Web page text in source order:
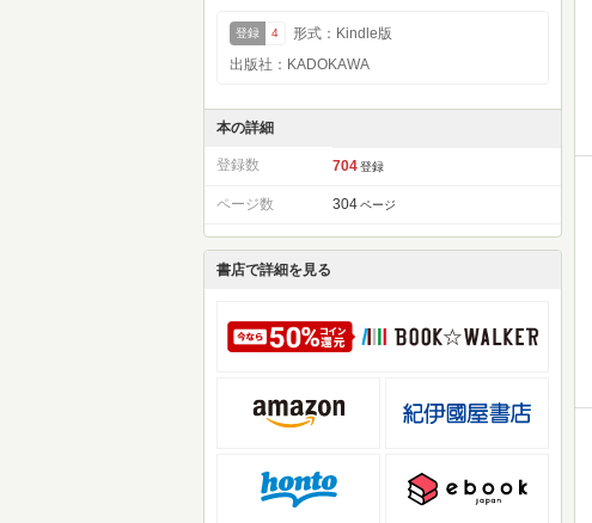
登録 4
形式：Kindle版
出版社：KADOKAWA
本の詳細
登録数 704 登録
ページ数 304 ページ
書店で詳細を見る